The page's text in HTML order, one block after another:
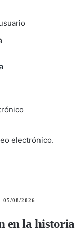
electrónico.
05/08/2026
en la historia